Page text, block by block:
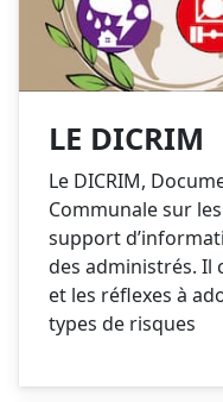
LE DICRIM
Le DICRIM,
Communale sur
support
des administrés. Il
et les réflexes à
types de risques